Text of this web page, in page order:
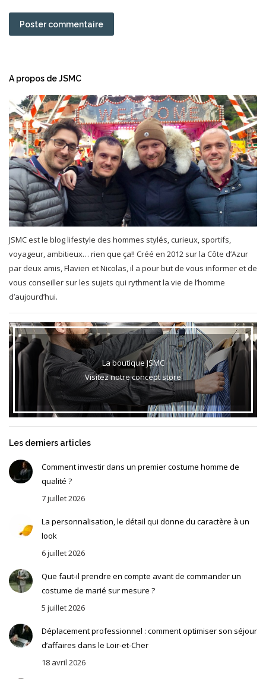
Poster commentaire
A propos de JSMC
JSMC est le blog lifestyle des hommes stylés, curieux, sportifs,
voyageur, ambitieux… rien que ça!! Créé en 2012 sur la Côte d’Azur
par deux amis, Flavien et Nicolas, il a pour but de vous informer et de
vous conseiller sur les sujets qui rythment la vie de l’homme
d’aujourd’hui.
La boutique JSMC
Visitez notre concept store
Les derniers articles
Comment investir dans un premier costume homme de
qualité ?
7 juillet 2026
La personnalisation, le détail qui donne du caractère à un
look
6 juillet 2026
Que faut-il prendre en compte avant de commander un
costume de marié sur mesure ?
5 juillet 2026
Déplacement professionnel : comment optimiser son séjour
d’affaires dans le Loir-et-Cher
18 avril 2026